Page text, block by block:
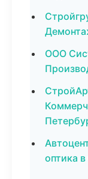
ООО
оптика